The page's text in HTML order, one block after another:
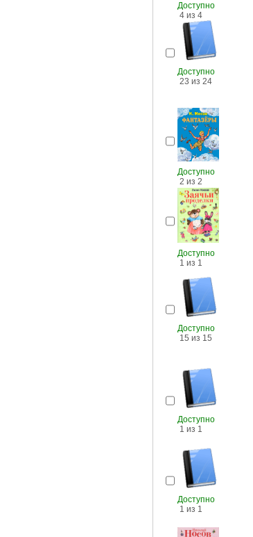
Доступно
4 из 4
Доступно
23 из 24
Доступно
2 из 2
Доступно
1 из 1
Доступно
15 из 15
Доступно
1 из 1
Доступно
1 из 1